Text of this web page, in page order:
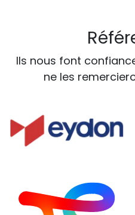
Ils nous font
ne les